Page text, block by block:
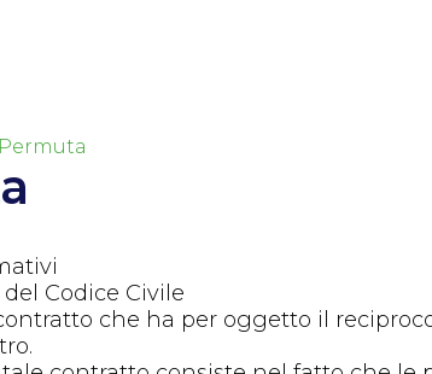
del Codice Civile
che ha per oggetto il